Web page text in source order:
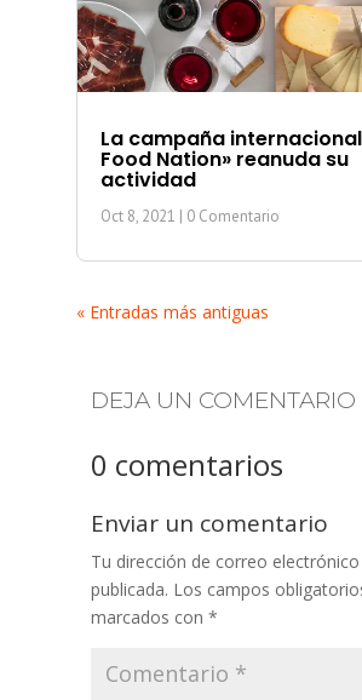
La campaña
Food Nation» reanuda su
actividad
Oct 8, 2021 | 0 Comentario
« Entradas más antiguas
DEJA UN COMENTARIO
0 comentarios
Enviar un comentario
Tu dirección de correo
publicada. Los campos
marcados con *